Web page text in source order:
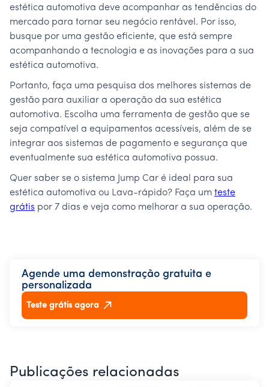
estética automotiva deve acompanhar as tendências do
mercado para tornar seu negócio rentável. Por isso,
busque por uma gestão eficiente, que está sempre
acompanhando a tecnologia e as inovações para a sua
estética automotiva.
Portanto, faça uma pesquisa dos melhores sistemas de
gestão para auxiliar a operação da sua estética
automotiva. Escolha uma ferramenta de gestão que se
seja compatível a equipamentos acessíveis, além de se
integrar aos sistemas de pagamento e segurança que
eventualmente sua estética automotiva possua.
Quer saber se o sistema Jump Car é ideal para sua
estética automotiva ou Lava-rápido? Faça um teste
grátis por 7 dias e veja como melhorar a sua operação.
Agende uma demonstração gratuita e
personalizada
Teste grátis agora
Publicações relacionadas